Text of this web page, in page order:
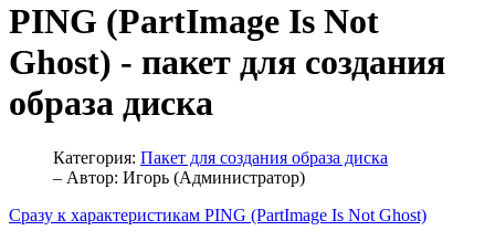
PING (PartImage Is Not
Ghost) - пакет для создания
образа диска
Категория: Пакет для создания образа диска
– Автор: Игорь (Администратор)
Сразу к характеристикам PING (PartImage Is Not Ghost)